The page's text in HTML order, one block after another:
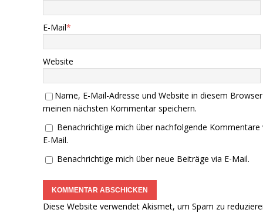
E-Mail*
Website
Name, E-Mail-Adresse und Website in diesem
meinen nächsten Kommentar speichern.
Benachrichtige mich über nachfolgende Kommentare
E-Mail.
Benachrichtige mich über neue Beiträge via E-Mail.
Diese Website verwendet Akismet, um Spam zu